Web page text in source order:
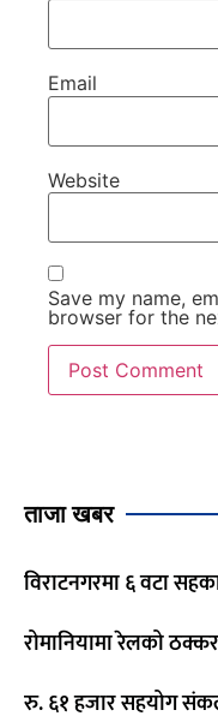
Email
Website
Save my name,
browser for the
ताजा खबर
विराटनगरमा ६ वटा
रोमानियामा रेलको
रु. ६१ हजार सहयोग